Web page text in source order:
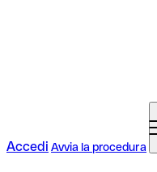
Accedi Avvia la procedura